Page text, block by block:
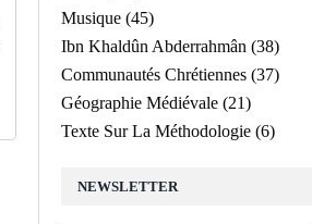
NEWSLETTER
Musique (45)
Ibn Khaldûn Abderrahmân (38)
Communautés Chrétiennes (37)
Géographie Médiévale (21)
Texte Sur La Méthodologie (6)